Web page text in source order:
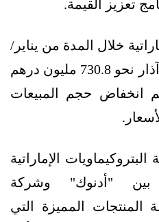
تعزيز القيمة.
خلال المدة من يناير/
كانون الثاني إلى مارس/ آذار نحو 730.8 مليون درهم
انخفاض حجم المبيعات
الإماراتية
بين "أدنوك" وشركة
المميزة التي